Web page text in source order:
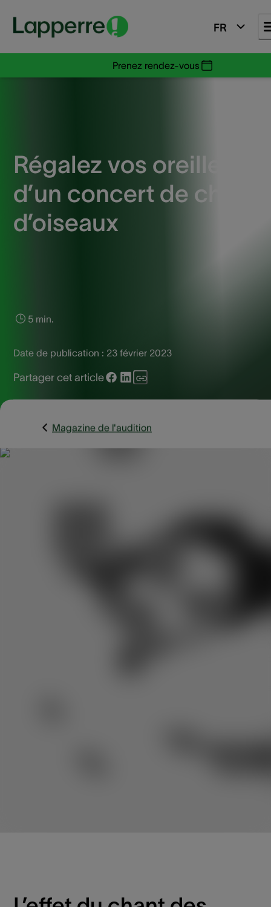
FR
Prenez rendez-vous
Régalez vos oreilles
d’un concert de chants
d’oiseaux
5 min.
Date de publication : 23 février 2023
Partager cet article
Magazine de l'audition